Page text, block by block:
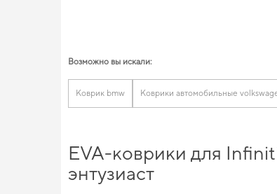
Возможно вы искали:
Коврик bmw Коврики автомобильные
EVA-коврики для
энтузиаст